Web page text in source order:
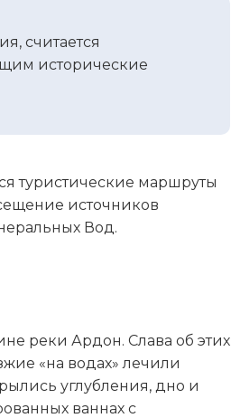
считается
исторические
туристические маршруты
источников
Вод.
реки Ардон. Слава об этих
«на водах» лечили
углубления, дно и
ваннах с